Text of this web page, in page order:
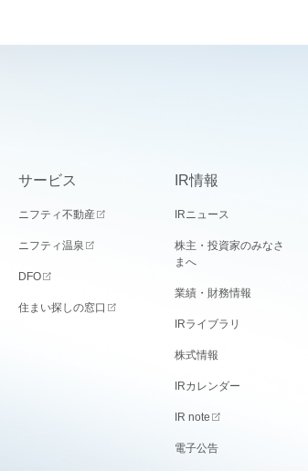
サービス
ニフティ不動産
ニフティ温泉
DFO
住まい探しの窓口
IR情報
IRニュース
株主・投資家のみなさ
まへ
業績・財務情報
IRライブラリ
株式情報
IRカレンダー
IR note
電子公告